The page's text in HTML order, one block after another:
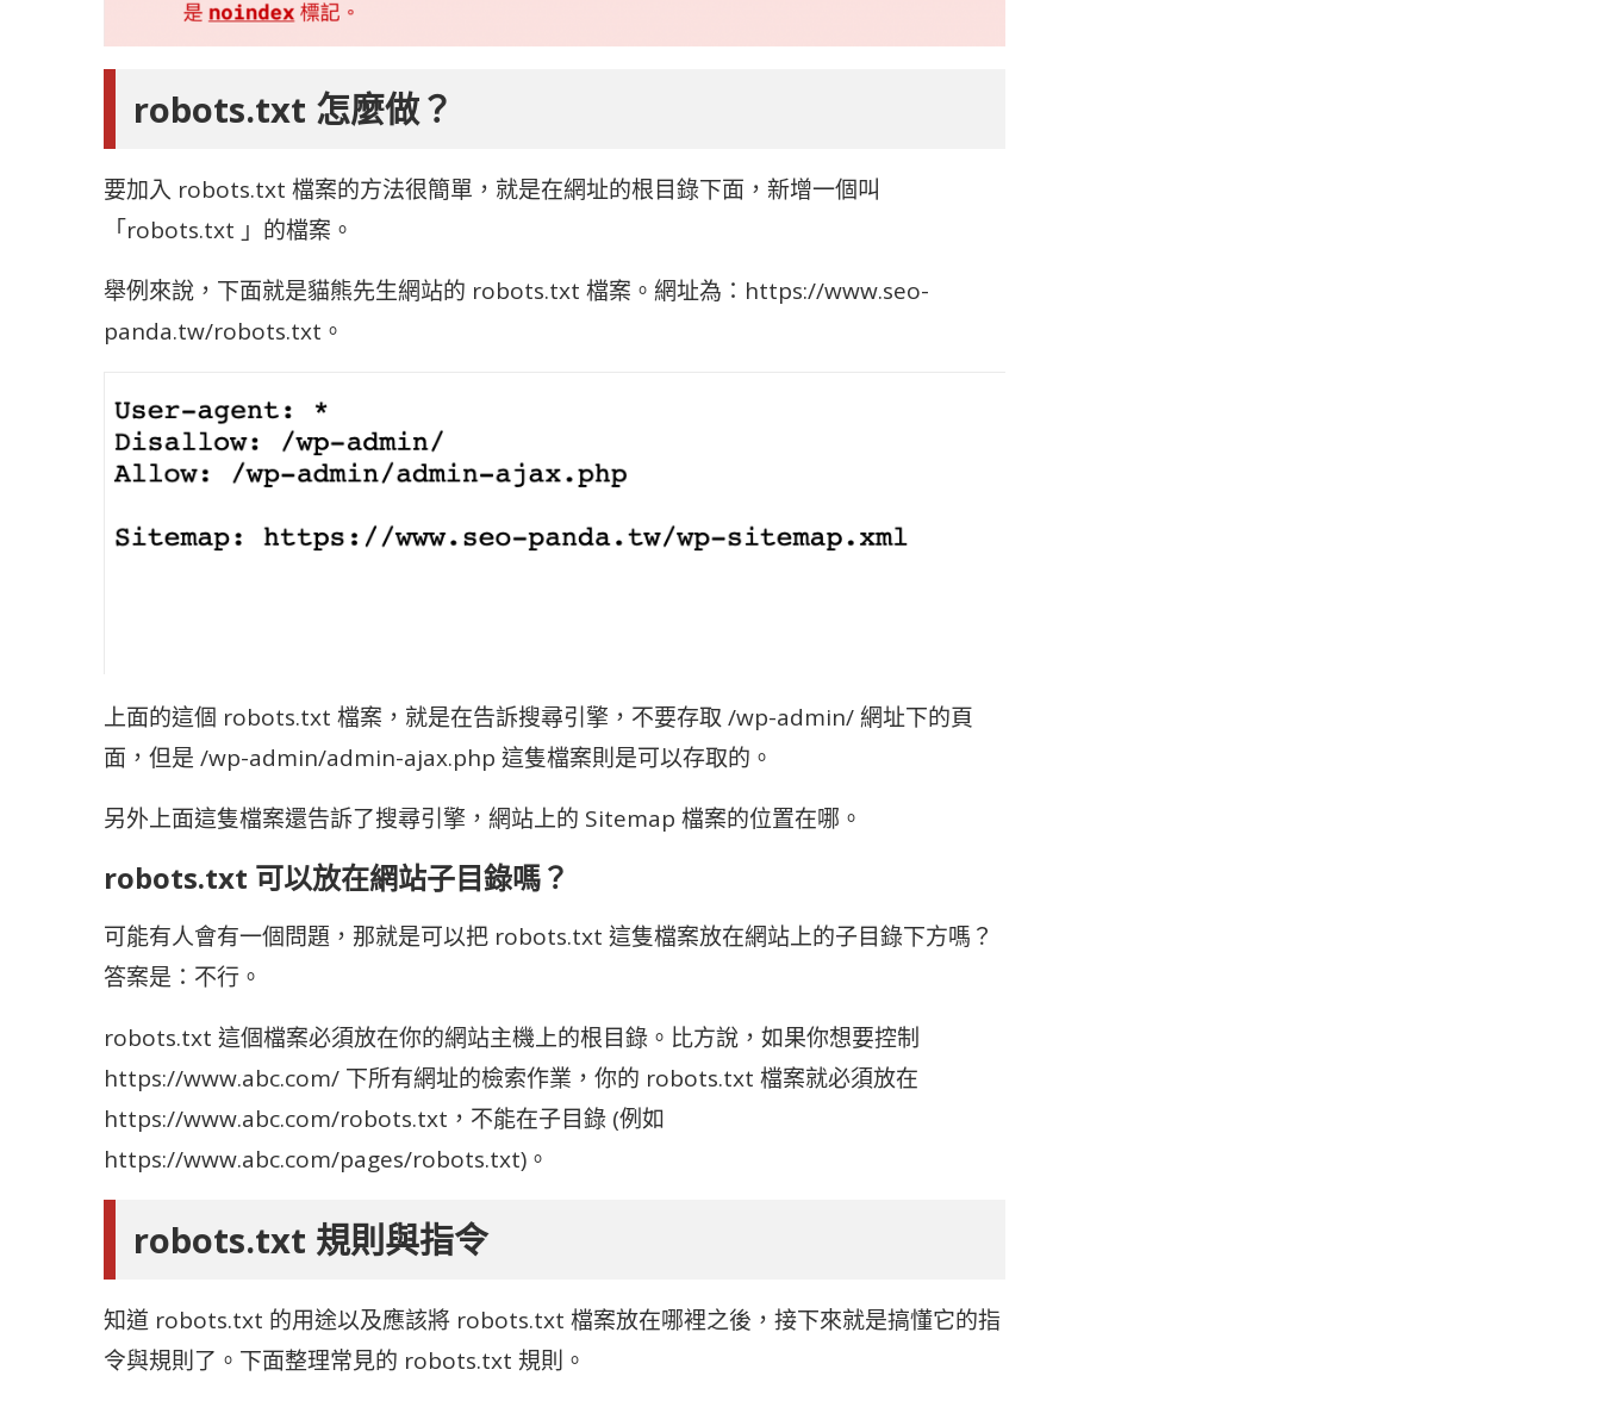
robots.txt 怎麼做？
要加入 robots.txt 檔案的方法很簡單，就是在網址的根目錄下面，新增一個叫
「robots.txt 」的檔案。
舉例來說，下面就是貓熊先生網站的 robots.txt 檔案。網址為：https://www.seo-
panda.tw/robots.txt。
上面的這個 robots.txt 檔案，就是在告訴搜尋引擎，不要存取 /wp-admin/ 網址下的頁
面，但是 /wp-admin/admin-ajax.php 這隻檔案則是可以存取的。
另外上面這隻檔案還告訴了搜尋引擎，網站上的 Sitemap 檔案的位置在哪。
robots.txt 可以放在網站子目錄嗎？
可能有人會有一個問題，那就是可以把 robots.txt 這隻檔案放在網站上的子目錄下方嗎？
答案是：不行。
robots.txt 這個檔案必須放在你的網站主機上的根目錄。比方說，如果你想要控制
https://www.abc.com/ 下所有網址的檢索作業，你的 robots.txt 檔案就必須放在
https://www.abc.com/robots.txt，不能在子目錄 (例如
https://www.abc.com/pages/robots.txt)。
robots.txt 規則與指令
知道 robots.txt 的用途以及應該將 robots.txt 檔案放在哪裡之後，接下來就是搞懂它的指
令與規則了。下面整理常見的 robots.txt 規則。